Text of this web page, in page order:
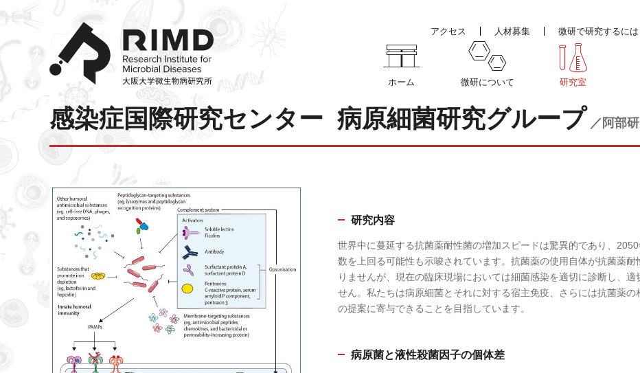
ホーム 微研について 研究室
アクセス 人材募集 微研で研究するには
感染症国際研究センター 病原細菌研究グループ ／阿部
研究内容
世界中に蔓延する抗菌薬耐性菌の増加スピードは驚異的であり、
数を上回る可能性も示唆されています。抗菌薬の使用自体が抗菌薬
りませんが、現在の臨床現場においては細菌感染を適切に診断し、
せん。私たちは病原細菌とそれに対する宿主免疫、さらには抗菌薬
の提案に寄与できることを目指しています。
病原菌と液性殺菌因子の個体差